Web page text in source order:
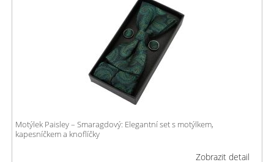
Motýlek Paisley – Smaragdový: Elegantní set s motýlkem,
kapesníčkem a knoflíčky
Zobrazit detail